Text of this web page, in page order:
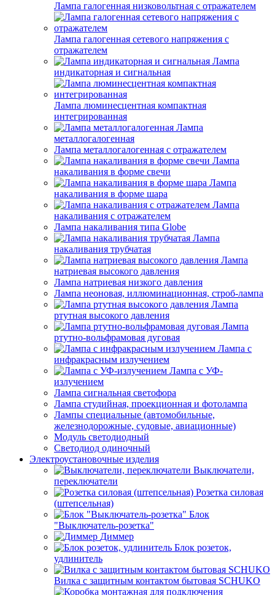
Лампа галогенная низковольтная с отражателем
Лампа галогенная сетевого напряжения с
отражателем
Лампа
индикаторная и сигнальная
Лампа люминесцентная компактная
интегрированная
Лампа
металлогалогенная
Лампа металлогалогенная с отражателем
Лампа
накаливания в форме свечи
Лампа
накаливания в форме шара
Лампа
накаливания с отражателем
Лампа накаливания типа Globe
Лампа
накаливания трубчатая
Лампа
натриевая высокого давления
Лампа натриевая низкого давления
Лампа неоновая, иллюминационная, строб-лампа
Лампа
ртутная высокого давления
Лампа
ртутно-вольфрамовая дуговая
Лампа с
инфракрасным излучением
Лампа с УФ-
излучением
Лампа сигнальная светофора
Лампа студийная, проекционная и фотолампа
Лампы специальные (автомобильные,
железнодорожные, судовые, авиационные)
Модуль светодиодный
Светодиод одиночный
Электроустановочные изделия
Выключатели,
переключатели
Розетка силовая
(штепсельная)
Блок
"Выключатель-розетка"
Диммер
Блок розеток,
удлинитель
Вилка с защитным контактом бытовая SCHUKO